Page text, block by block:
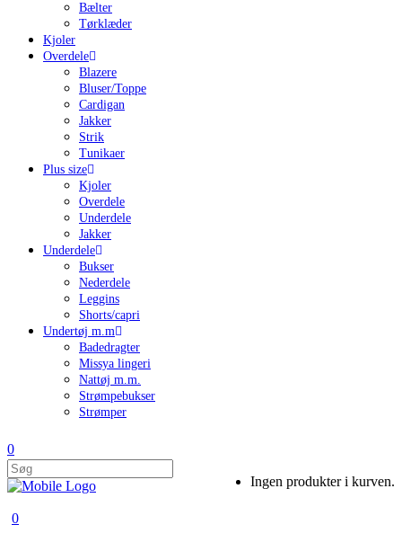
Bælter
Tørklæder
Kjoler
Overdele
Blazere
Bluser/Toppe
Cardigan
Jakker
Strik
Tunikaer
Plus size
Kjoler
Overdele
Underdele
Jakker
Underdele
Bukser
Nederdele
Leggins
Shorts/capri
Undertøj m.m
Badedragter
Missya lingeri
Nattøj m.m.
Strømpebukser
Strømper
0
Ingen produkter i kurven.
0